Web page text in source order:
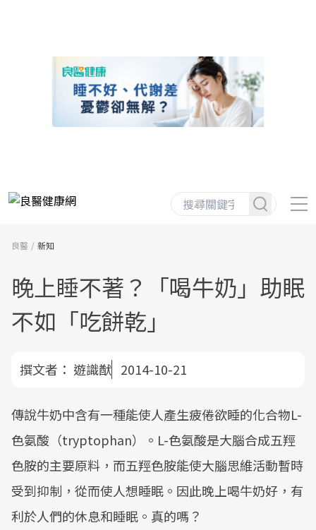
良醫 新知
晚上睡不著？「喝牛奶」助眠
不如「吃餅乾」
撰文者： 遊識猷 2014-10-21
傳說牛奶中含有一種能使人產生疲倦欲睡的化合物L-
色氨酸（tryptophan）。L-色氨酸是大腦合成五羥
色胺的主要原料，而五羥色胺能使大腦思維活動暫時
受到抑制，從而使人想睡眠。因此晚上喝牛奶好，有
利於人們的休息和睡眠。真的嗎？